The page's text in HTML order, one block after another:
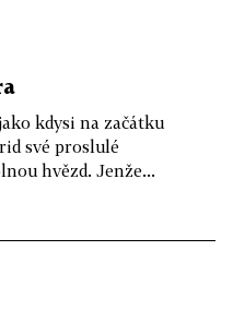
kdysi na začátku
své proslulé
hvězd. Jenže...